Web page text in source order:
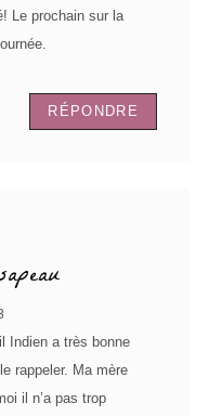
Le prochain sur la
RÉPONDRE
Indien a très bonne
rappeler. Ma mère
il n’a pas trop